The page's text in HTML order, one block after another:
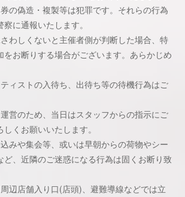
の偽造・複製等は犯罪です。それらの行為
に通報いたします。
わしくないと主催者側が判断した場合、特
をお断りする場合がございます。あらかじめ
ィストの入待ち、出待ち等の待機行為はご
営のため、当日はスタッフからの指示にご
くお願いいたします。
みや集会等、或いは早朝からの荷物やシー
ど、近隣のご迷惑になる行為は固くお断り致
辺店舗入り口(店頭)、避難導線などでは立